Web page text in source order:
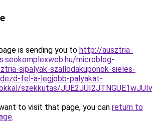
is sending you to http://ausztria-
microblog-
sipalyak-szallodakuponok-sieles-
fel-a-legjobb-palyakat-
szekkutas/
to visit that page, you can return to
.